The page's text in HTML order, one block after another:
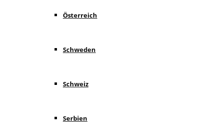
Österreich
Schweden
Schweiz
Serbien